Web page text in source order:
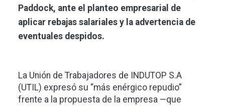
Paddock, ante el planteo empresarial de
aplicar rebajas salariales y la advertencia de
eventuales despidos.
La Unión de Trabajadores de INDUTOP S.A
(UTIL) expresó su “más enérgico repudio”
frente a la propuesta de la empresa —que